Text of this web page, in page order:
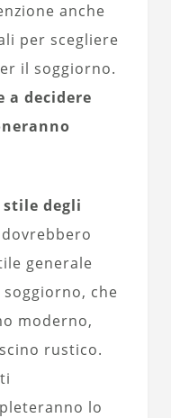
anche
per scegliere
il soggiorno.
a decidere
degli
generale
che
moderno,
rustico.
lo